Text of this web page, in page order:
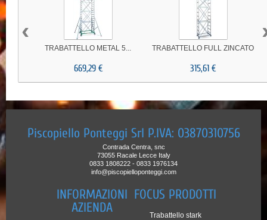
TRABATTELLO METAL 5...
669,29 €
TRABATTELLO FULL ZINCATO
315,61 €
‹
Piscopiello Ponteggi Srl P.IVA: 03870310756
Contrada Centra, snc
73055 Racale Lecce Italy
0833 1808222 - 0833 1976134
info@piscopielloponteggi.com
INFORMAZIONI
AZIENDA
FOCUS PRODOTTI
Trabattello stark